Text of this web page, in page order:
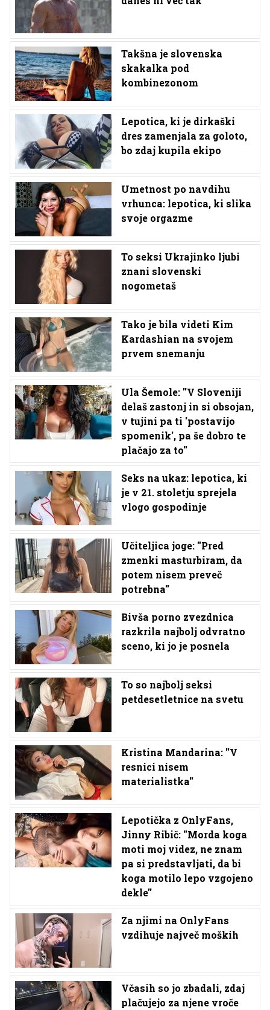
Takšna je slovenska
skakalka pod
kombinezonom
Lepotica, ki je dirkaški
dres zamenjala za goloto,
bo zdaj kupila ekipo
Umetnost po navdihu
vrhunca: lepotica, ki slika
svoje orgazme
To seksi Ukrajinko ljubi
znani slovenski
nogometaš
Tako je bila videti Kim
Kardashian na svojem
prvem snemanju
Ula Šemole: ''V Sloveniji
delaš zastonj in si obsojan,
v tujini pa ti 'postavijo
spomenik', pa še dobro te
plačajo za to''
Seks na ukaz: lepotica, ki
je v 21. stoletju sprejela
vlogo gospodinje
Učiteljica joge: ''Pred
zmenki masturbiram, da
potem nisem preveč
potrebna''
Bivša porno zvezdnica
razkrila najbolj odvratno
sceno, ki jo je posnela
To so najbolj seksi
petdesetletnice na svetu
Kristina Mandarina: ''V
resnici nisem
materialistka''
Lepotička z OnlyFans,
Jinny Ribič: ''Morda koga
moti moj videz, ne znam
pa si predstavljati, da bi
koga motilo lepo vzgojeno
dekle''
Za njimi na OnlyFans
vzdihuje največ moških
Včasih so jo zbadali, zdaj
plačujejo za njene vroče